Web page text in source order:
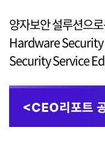
양자보안 설루션으
Hardware
Security Service